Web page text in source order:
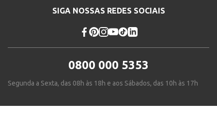
SIGA NOSSAS REDES SOCIAIS
0800 000 5353
Segunda a Sexta, das 08h às 18h e aos Sábados, das 10h às 17h